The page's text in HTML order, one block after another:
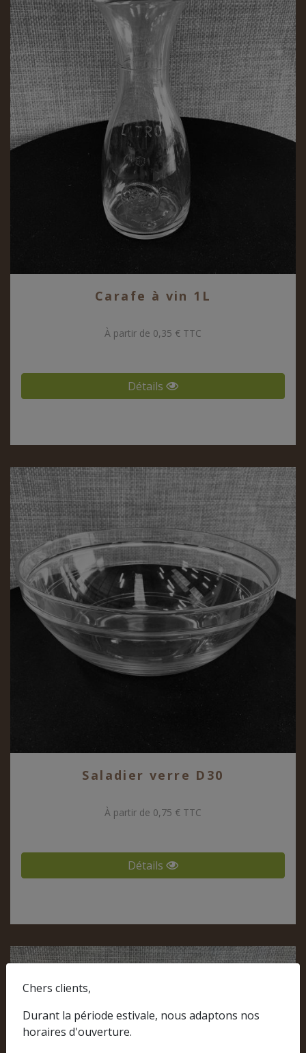
Chers clients,
Durant la période estivale, nous adaptons nos
horaires d'ouverture.
Carafe à vin 1L
À partir de 0,35 € TTC
Détails
Saladier verre D30
À partir de 0,75 € TTC
Détails